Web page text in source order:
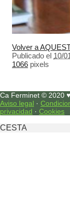
Volver a
Publicado el 10/
1066 pixels
Ca Ferminet © 2020 ♥
Aviso legal ·
privacidad · Cookies
CESTA